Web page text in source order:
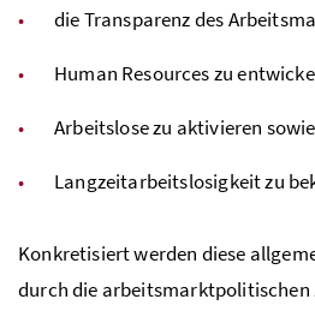
die Transparenz des
Human Resourceszu
Arbeitslose zu aktivieren sowie
Langzeitarbeitslosigkeit zu
Konkretisiert werden diese
durch die arbeitsmarktpolitischen